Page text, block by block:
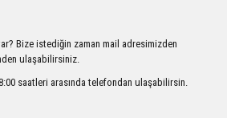
bilgiler bulunuyor.
bulunuyor.
daha pahalı.
Bize istediğin zaman mail adresimizden
ulaşabilirsiniz.
saatleri arasında telefondan ulaşabilirsin.